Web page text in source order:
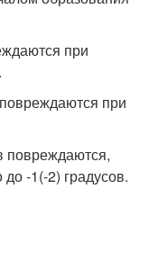
при
при
повреждаются,
-1(-2) градусов.